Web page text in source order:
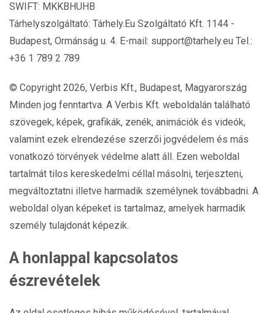
SWIFT: MKKBHUHB
Tárhelyszolgáltató: Tárhely.Eu Szolgáltató Kft. 1144 -
Budapest, Ormánság u. 4. E-mail: support@tarhely.eu Tel.:
+36 1 789 2 789
© Copyright 2026, Verbis Kft., Budapest, Magyarország
Minden jog fenntartva. A Verbis Kft. weboldalán található
szövegek, képek, grafikák, zenék, animációk és videók,
valamint ezek elrendezése szerzői jogvédelem és más
vonatkozó törvények védelme alatt áll. Ezen weboldal
tartalmát tilos kereskedelmi céllal másolni, terjeszteni,
megváltoztatni illetve harmadik személynek továbbadni. A
weboldal olyan képeket is tartalmaz, amelyek harmadik
személy tulajdonát képezik.
A honlappal kapcsolatos
észrevételek